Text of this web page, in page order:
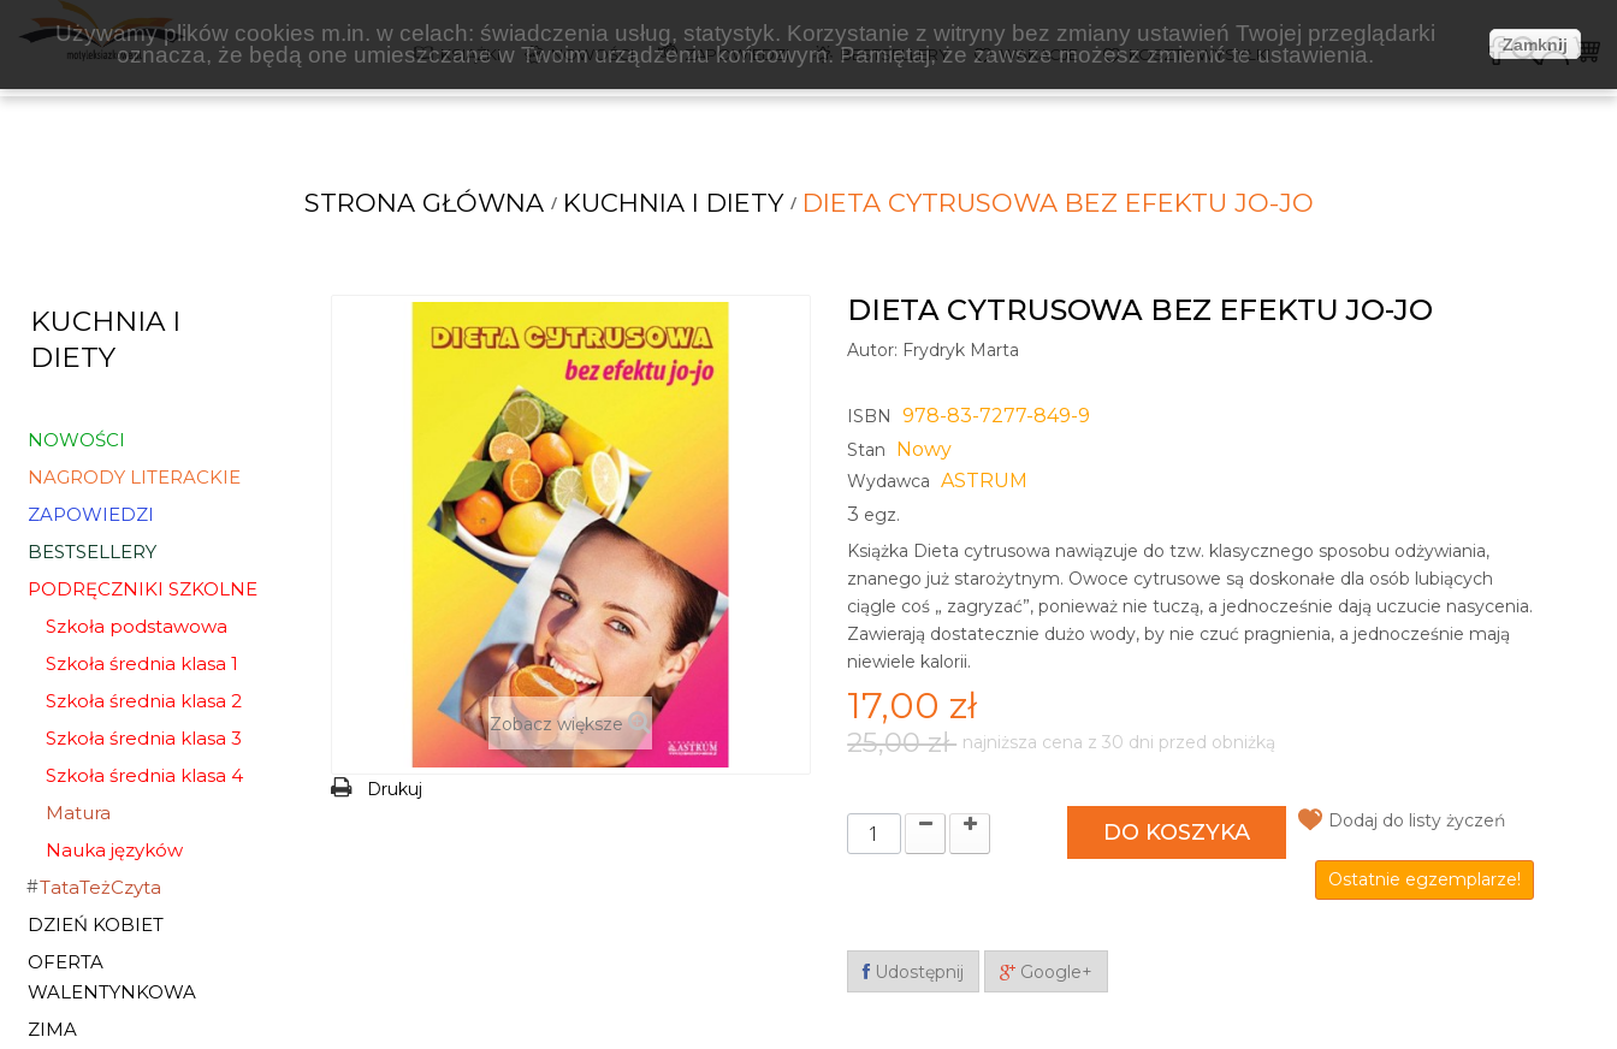
ASTRUM
Używamy plików cookies m.in. w celach: świadczenia usług, statystyk. Korzystanie z witryny bez zmiany ustawień Twojej przeglądarki
oznacza, że będą one umieszczane w Twoim urządzeniu końcowym. Pamiętaj, że zawsze możesz zmienić te ustawienia.
Zamknij
KSIĄŻKI NOWOŚCI ZAPOWIEDZI BESTSELLERY WAKACJE KOSZTY WYSYŁKI
STRONA GŁÓWNA KUCHNIA I DIETY DIETA CYTRUSOWA BEZ EFEKTU JO-JO
KUCHNIA I
DIETY
NOWOŚCI
NAGRODY LITERACKIE
ZAPOWIEDZI
BESTSELLERY
PODRĘCZNIKI SZKOLNE
Szkoła podstawowa
Szkoła średnia klasa 1
Szkoła średnia klasa 2
Szkoła średnia klasa 3
Szkoła średnia klasa 4
Matura
Nauka języków
TataTeżCzyta
DZIEŃ KOBIET
OFERTA
WALENTYNKOWA
ZIMA
Zobacz większe
Drukuj
DIETA CYTRUSOWA BEZ EFEKTU JO-JO
Autor: Frydryk Marta
ISBN 978-83-7277-849-9
Stan Nowy
Wydawca ASTRUM
3 egz.
Książka Dieta cytrusowa nawiązuje do tzw. klasycznego sposobu odżywiania,
znanego już starożytnym. Owoce cytrusowe są doskonałe dla osób lubiących
ciągle coś „ zagryzać”, ponieważ nie tuczą, a jednocześnie dają uczucie nasycenia.
Zawierają dostatecznie dużo wody, by nie czuć pragnienia, a jednocześnie mają
niewiele kalorii.
17,00 zł
25,00 zł najniższa cena z 30 dni przed obniżką
DO KOSZYKA Dodaj do listy życzeń
Ostatnie egzemplarze!
Udostępnij Google+